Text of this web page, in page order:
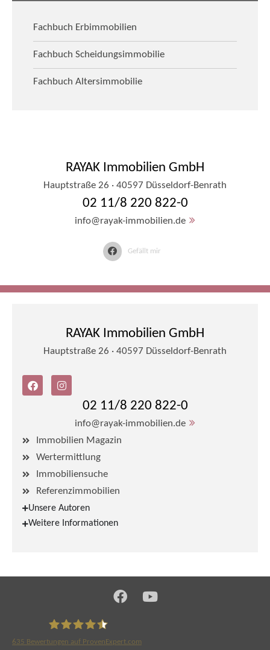
635 Bewertungen auf ProvenExpert.com
Fachbuch Erbimmobilien
Fachbuch Scheidungsimmobilie
Fachbuch Altersimmobilie
RAYAK Immobilien GmbH
Hauptstraße 26 · 40597 Düsseldorf-Benrath
02 11/8 220 822-0
info@rayak-immobilien.de
Gefällt mir
RAYAK Immobilien GmbH
Hauptstraße 26 · 40597 Düsseldorf-Benrath
02 11/8 220 822-0
info@rayak-immobilien.de
Immobilien Magazin
Wertermittlung
Immobiliensuche
Referenzimmobilien
Unsere Autoren
Weitere Informationen